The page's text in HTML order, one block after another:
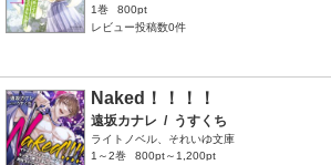
1巻
800pt
レビュー投稿数0件
Naked！！！！
遠坂カナレ / うすくち
ライトノベル、それいゆ文庫
1～2巻
800pt～1,200pt